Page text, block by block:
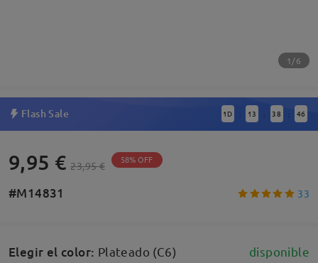
1/6
Flash Sale 1 D : 13 : 38 : 45
9,95 € 23,95 € 58% OFF
#M14831 33
Elegir el color: Plateado (C6) disponible